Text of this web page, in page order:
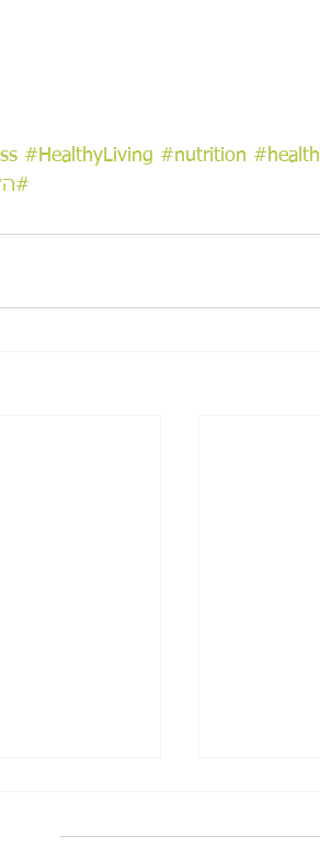
#HealthyLiving #nutrition #health